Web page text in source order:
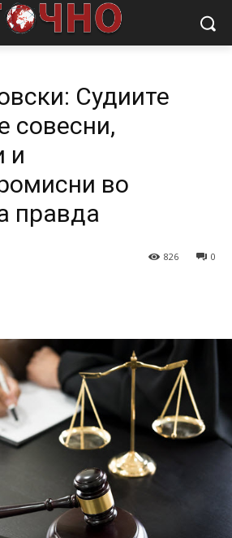
Судиите мора да се совесни,
Судиите
совесни,
и
во
правда
0
826